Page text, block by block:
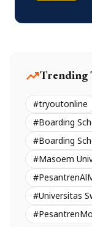
trending_upTrending
#tryoutonline
#Boarding
#Boarding
#Masoem
#Universitas